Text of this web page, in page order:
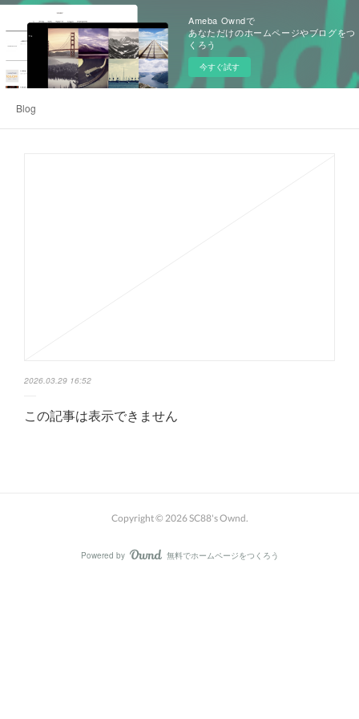
Ameba Owndで
あなただけのホームページやブログをつ
くろう
今すぐ試す
Blog
2026.03.29 16:52
この記事は表示できません
Copyright © 2026SC88's Ownd.
Powered by AmebaOwnd
無料でホームページをつくろう